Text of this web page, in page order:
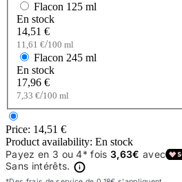
Flacon 125 ml
En stock
14,51 €
11,61 €/100 ml
Flacon 245 ml
En stock
17,96 €
7,33 €/100 ml
Price: 14,51 €
Product availability: En stock